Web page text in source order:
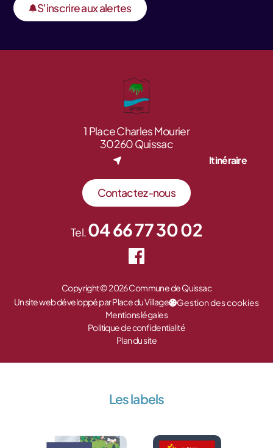
S'inscrire aux alertes
1 Place Charles Mourier
30260 Quissac
Itinéraire
Contactez-nous
Tel.04 66 77 30 02
Copyright © 2026 Commune de Quissac
Un site web développé par Place du Village
Gestion des cookies
Mentions légales
Politique de confidentialité
Plan du site
Les labels